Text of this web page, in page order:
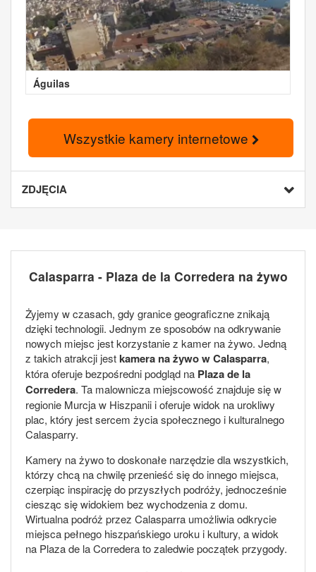
Águilas
Wszystkie kamery internetowe
ZDJĘCIA
Calasparra - Plaza de la Corredera na żywo
Żyjemy w czasach, gdy granice geograficzne znikają
dzięki technologii. Jednym ze sposobów na odkrywanie
nowych miejsc jest korzystanie z kamer na żywo. Jedną
z takich atrakcji jestkamera na żywo w Calasparra,
która oferuje bezpośredni podgląd na Plaza de la
Corredera. Ta malownicza miejscowość znajduje się w
regionie Murcja w Hiszpanii i oferuje widok na urokliwy
plac, który jest sercem życia społecznego i kulturalnego
Calasparry.
Kamery na żywo to doskonałe narzędzie dla wszystkich,
którzy chcą na chwilę przenieść się do innego miejsca,
czerpiąc inspirację do przyszłych podróży, jednocześnie
ciesząc się widokiem bez wychodzenia z domu.
Wirtualna podróż przez Calasparra umożliwia odkrycie
miejsca pełnego hiszpańskiego uroku i kultury, a widok
na Plaza de la Corredera to zaledwie początek przygody.